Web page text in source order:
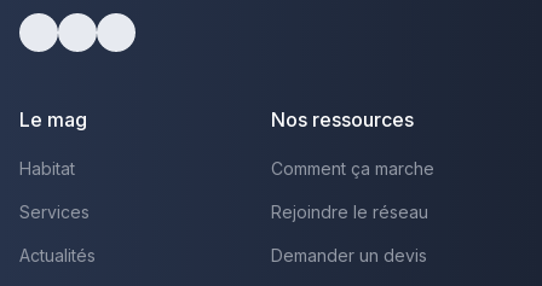
Le mag
Habitat
Services
Actualités
Nos ressources
Comment ça marche
Rejoindre le réseau
Demander un devis